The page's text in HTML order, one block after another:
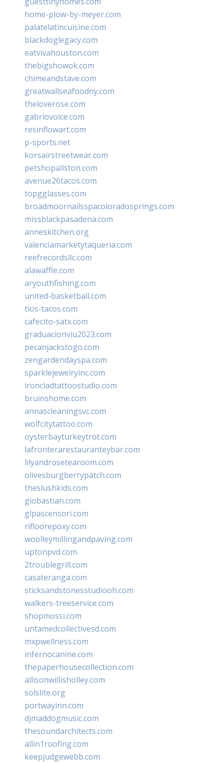
home-plow-by-meyer.com
palatelatincuisine.com
blackdoglegacy.com
eatvivahouston.com
thebigshowok.com
chimeandstave.com
greatwallseafoodny.com
theloverose.com
gabriovoice.com
resinflowart.com
p-sports.net
korsairstreetwear.com
petshopallston.com
avenue26tacos.com
topgglasses.com
broadmoornailsspacoloradosprings.com
missblackpasadena.com
anneskitchen.org
valenciamarketytaqueria.com
reefrecordsllc.com
alawaffle.com
aryouthfishing.com
united-basketball.com
tios-tacos.com
cafecito-satx.com
graduacionviu2023.com
pecanjackstogo.com
zengardendayspa.com
sparklejewelryinc.com
ironcladtattoostudio.com
bruinshome.com
annascleaningsvc.com
wolfcitytattoo.com
oysterbayturkeytrot.com
lafronterarestauranteybar.com
lilyandrosetearoom.com
olivesburgberrypatch.com
theslushkids.com
giobastian.com
glpascensori.com
rifloorepoxy.com
woolleymillingandpaving.com
uptonpvd.com
2troublegrill.com
casateranga.com
sticksandstonesstudiooh.com
walkers-treeservice.com
shopmossi.com
untamedcollectivesd.com
mxpwellness.com
infernocanine.com
thepaperhousecollection.com
allisonwillisholley.com
solslite.org
portwayinn.com
djmaddogmusic.com
thesoundarchitects.com
allin1roofing.com
keepjudgewebb.com